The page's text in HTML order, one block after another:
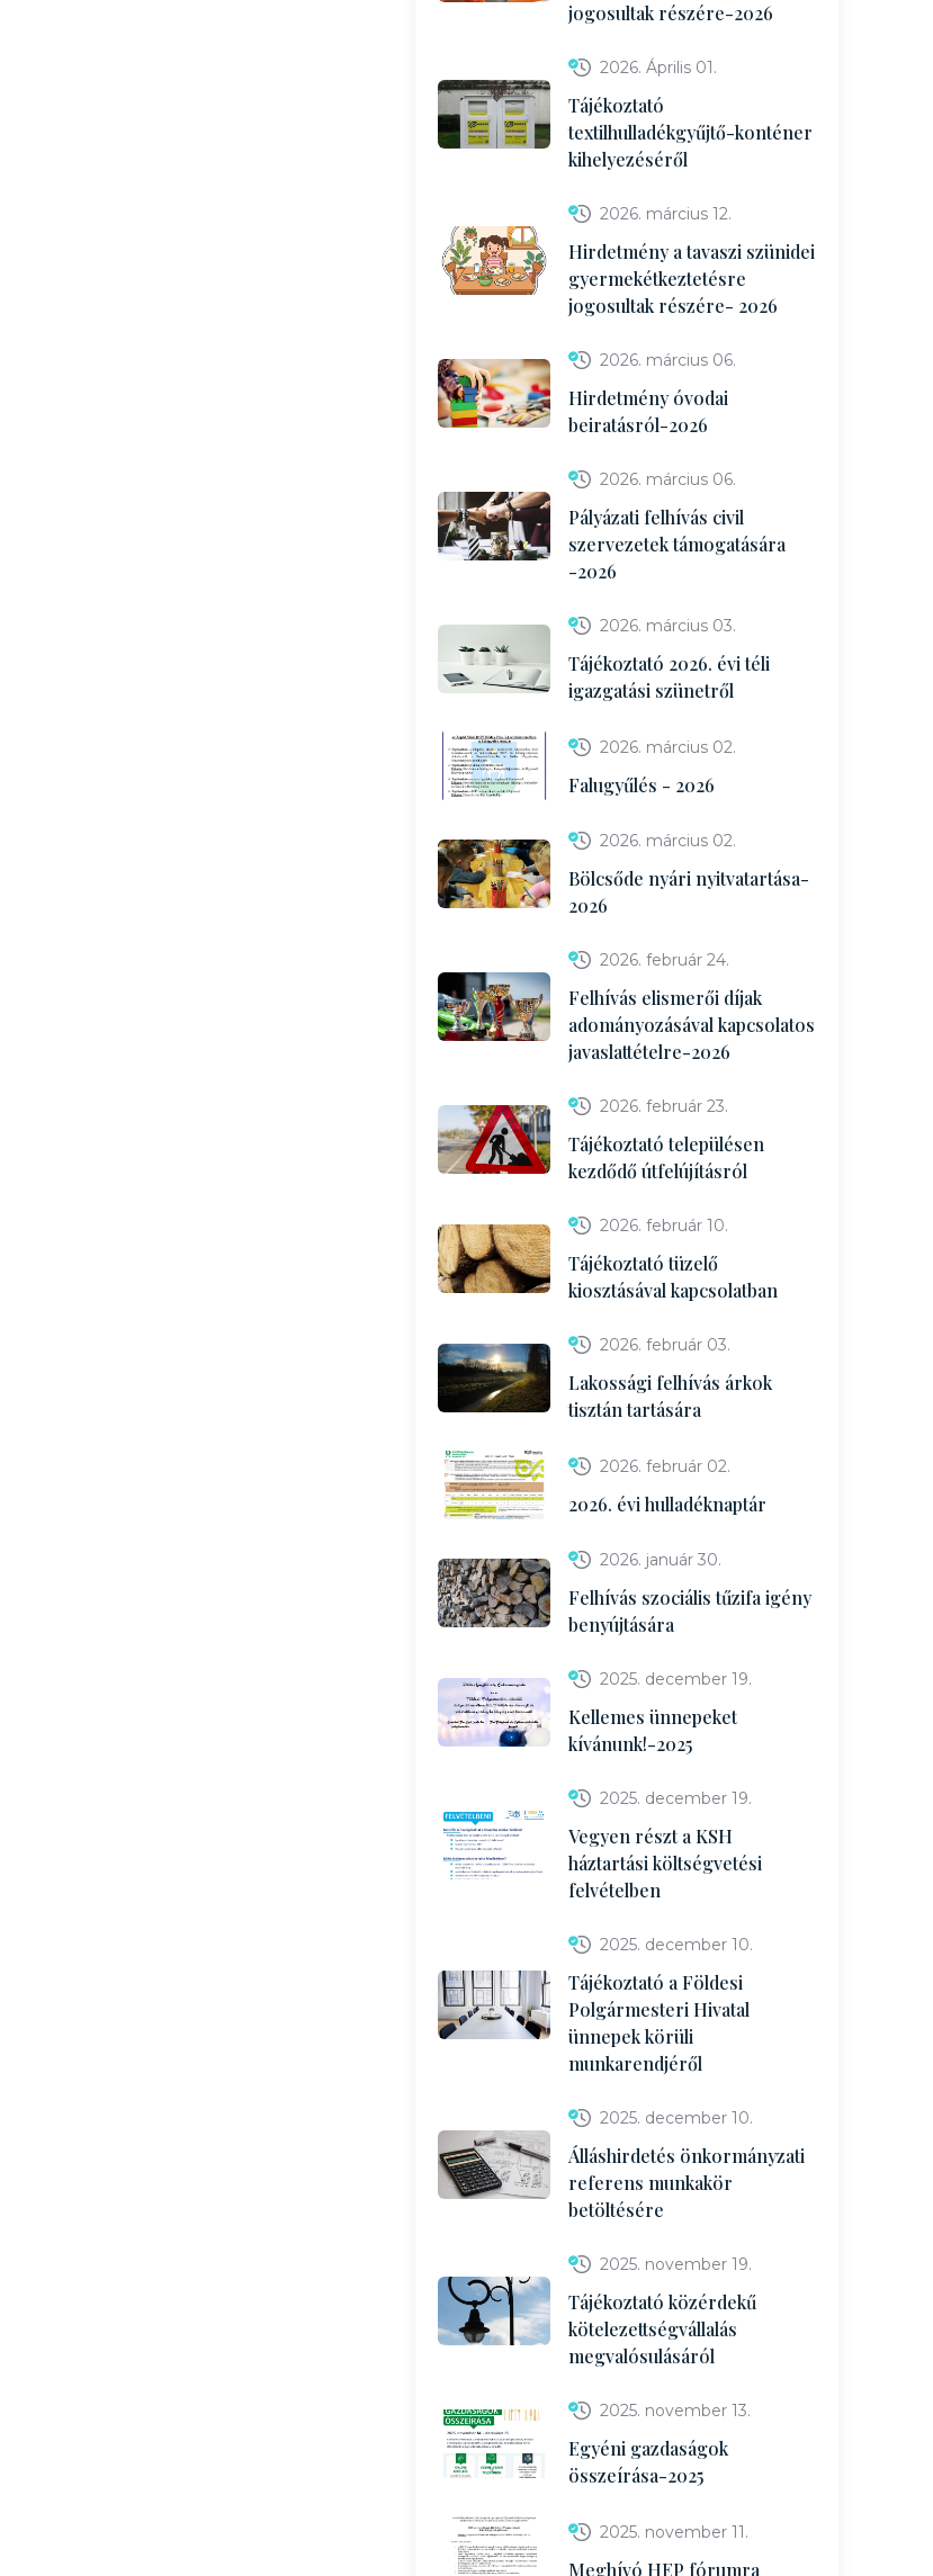
jogosultak részére-2026
2026. Április 01.
Tájékoztató
textilhulladékgyűjtő-konténer
kihelyezéséről
2026. március 12.
Hirdetmény a tavaszi szünidei
gyermekétkeztetésre
jogosultak részére- 2026
2026. március 06.
Hirdetmény óvodai
beiratásról-2026
2026. március 06.
Pályázati felhívás civil
szervezetek támogatására
-2026
2026. március 03.
Tájékoztató 2026. évi téli
igazgatási szünetről
2026. március 02.
Falugyűlés - 2026
2026. március 02.
Bölcsőde nyári nyitvatartása-
2026
2026. február 24.
Felhívás elismerői díjak
adományozásával kapcsolatos
javaslattételre-2026
2026. február 23.
Tájékoztató településen
kezdődő útfelújításról
2026. február 10.
Tájékoztató tüzelő
kiosztásával kapcsolatban
2026. február 03.
Lakossági felhívás árkok
tisztán tartására
2026. február 02.
2026. évi hulladéknaptár
2026. január 30.
Felhívás szociális tűzifa igény
benyújtására
2025. december 19.
Kellemes ünnepeket
kívánunk!-2025
2025. december 19.
Vegyen részt a KSH
háztartási költségvetési
felvételben
2025. december 10.
Tájékoztató a Földesi
Polgármesteri Hivatal
ünnepek körüli
munkarendjéről
2025. december 10.
Álláshirdetés önkormányzati
referens munkakör
betöltésére
2025. november 19.
Tájékoztató közérdekű
kötelezettségvállalás
megvalósulásáról
2025. november 13.
Egyéni gazdaságok
összeírása-2025
2025. november 11.
Meghívó HEP fórumra